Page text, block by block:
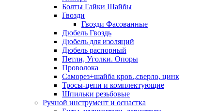
Болты Гайки Шайбы
Гвозди
Гвозди Фасованные
Дюбель Гвоздь
Дюбель для изоляций
Дюбель распорный
Петли, Уголки. Опоры
Проволока
Саморез+шайба кров.,сверло, цинк
Тросы-цепи и комплектующие
Шпильки резьбовые
Ручной инструмент и оснастка